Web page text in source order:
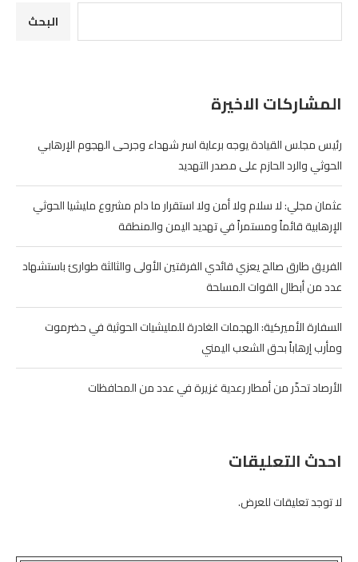
البحث
المشاركات الاخيرة
رئيس مجلس القيادة يوجه برعاية اسر شهداء وجرحى الهجوم الإرهابي
الحوثي والرد الحازم على مصدر التهديد
عثمان مجلي: لا سلام ولا أمن ولا استقرار ما دام مشروع مليشيا الحوثي
الإرهابية قائماً ومستمراً في تهديد اليمن والمنطقة
الفريق طارق صالح يعزي قائدي الفرقتين الأولى والثالثة طوارئ باستشهاد
عدد من أبطال القوات المسلحة
السفارة الأميركية: الهجمات الغادرة للمليشيات الحوثية في حضرموت
ومأرب إرهاباً بحق الشعب اليمني
الأرصاد تحذّر من أمطار رعدية غزيرة في عدد من المحافظات
احدث التعليقات
لا توجد تعليقات للعرض.